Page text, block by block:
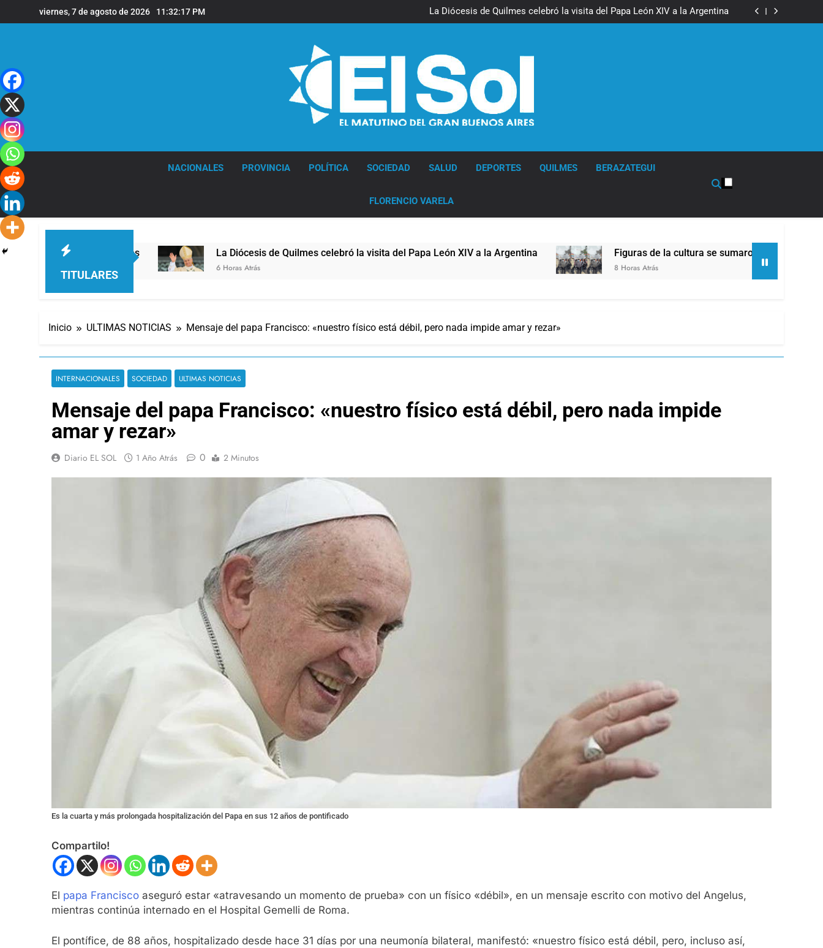
al
viernes, 7 de agosto de 2026 11:32:18 PM
La Diócesis de Quilmes celebró la visita del Papa León XIV a la Argentina
Figuras de la cultura se sumaron a la marcha frente al Congreso contra la
La Diócesis de Quilmes celebró la visita del Papa León XIV a la Argentina
Figuras de la cultura se sumaron a la marcha frente al Congreso contra la
Nueva jornada negativa para los activos argentinos: cayeron las acciones
en Wall Street y el riesgo país quedó al borde de los 450 puntos
NACIONALES PROVINCIA POLÍTICA SOCIEDAD SALUD DEPORTES QUILMES BERAZATEGUI
FLORENCIO VARELA
TITULARES
sede de Quilmes La Diócesis de Quilmes celebró la visita del Papa León XIV a la Argentina
6 Horas Atrás
Figuras de la cultura se sumaron a la marcha frente al
8 Horas Atrás
Inicio ULTIMAS NOTICIAS Mensaje del papa Francisco: «nuestro físico está débil, pero nada impide amar y rezar»
INTERNACIONALES SOCIEDAD ULTIMAS NOTICIAS
Mensaje del papa Francisco: «nuestro físico está débil, pero nada impide
amar y rezar»
Diario EL SOL 1 Año Atrás 0 2 Minutos
Es la cuarta y más prolongada hospitalización del Papa en sus 12 años de pontificado
Compartilo!
El papa Francisco aseguró estar «atravesando un momento de prueba» con un físico «débil», en un mensaje escrito con motivo del Angelus,
mientras continúa internado en el Hospital Gemelli de Roma.
El pontífice, de 88 años, hospitalizado desde hace 31 días por una neumonía bilateral, manifestó: «nuestro físico está débil, pero, incluso así,